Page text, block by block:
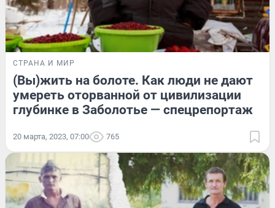
СТРАНА И МИР
(Вы)жить на болоте. Как люди не дают
умереть оторванной от цивилизации
глубинке в Заболотье — спецрепортаж
20 марта, 2023, 07:00 765